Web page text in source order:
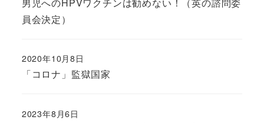
員会決定）
「コロナ」監獄国家
2020年10月8日
2023年8月6日